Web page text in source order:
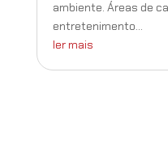
ambiente. Áreas de
entretenimento...
ler mais